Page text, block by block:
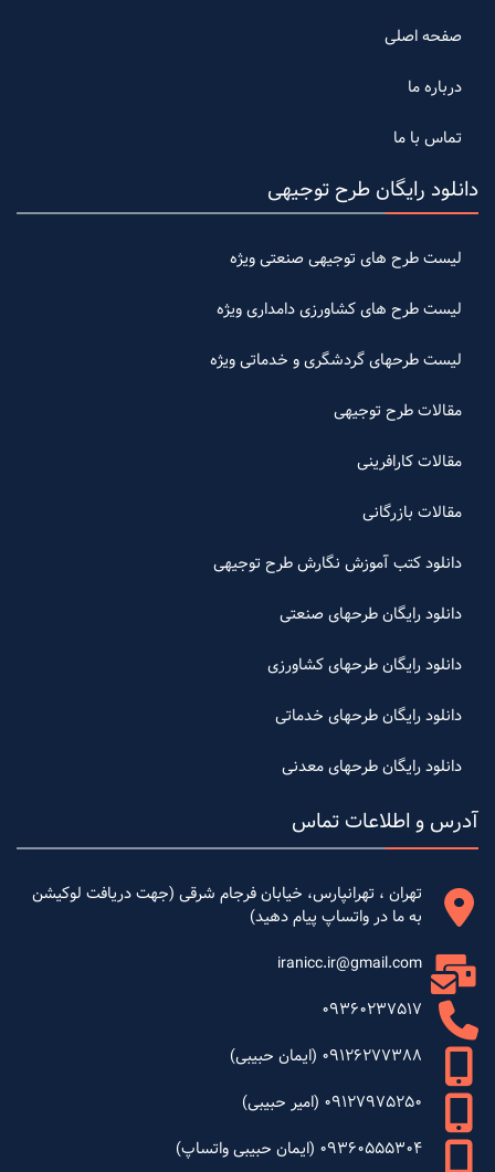
صفحه اصلی
درباره ما
تماس با ما
دانلود رایگان طرح توجیهی
لیست طرح های توجیهی صنعتی ویژه
لیست طرح های کشاورزی دامداری ویژه
لیست طرحهای گردشگری و خدماتی ویژه
مقالات طرح توجیهی
مقالات کارافرینی
مقالات بازرگانی
دانلود کتب آموزش نگارش طرح توجیهی
دانلود رایگان طرحهای صنعتی
دانلود رایگان طرحهای کشاورزی
دانلود رایگان طرحهای خدماتی
دانلود رایگان طرحهای معدنی
آدرس و اطلاعات تماس
تهران ، تهرانپارس، خیابان فرجام شرقی (جهت دریافت لوکیشن
به ما در واتساپ پیام دهید)
iranicc.ir@gmail.com
09360237517
09126277388 (ایمان حبیبی)
09127975250 (امیر حبیبی)
09360555304 (ایمان حبیبی واتساپ)